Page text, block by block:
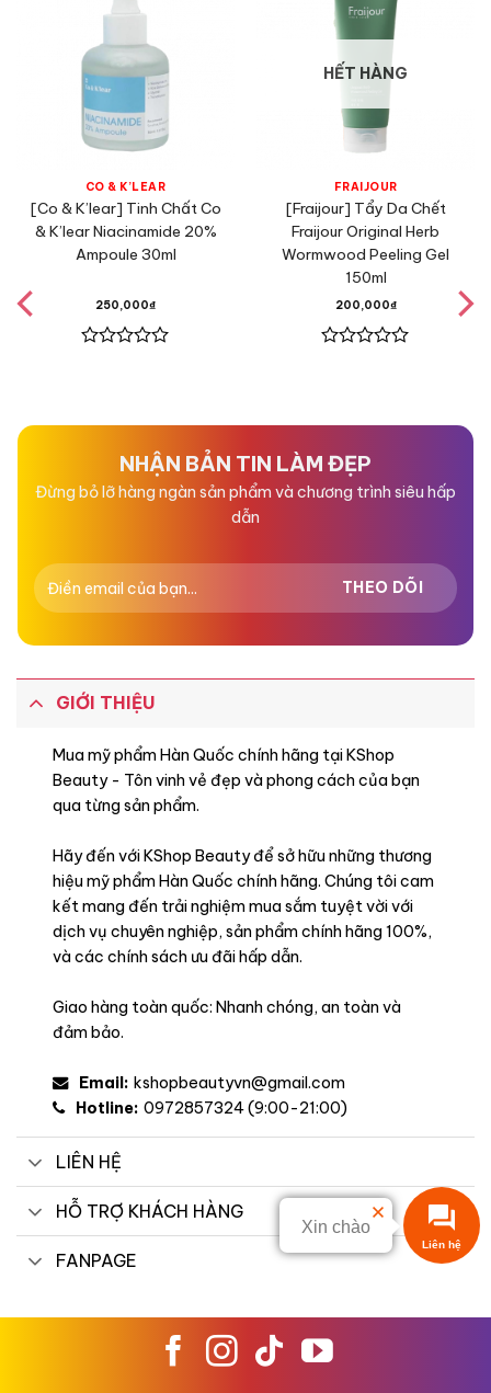
CO & K’LEAR
[Co & K’lear] Tinh Chất Co
& K’lear Niacinamide 20%
Ampoule 30ml
250,000₫
5
HẾT HÀNG
FRAIJOUR
[Fraijour] Tẩy Da Chết
Fraijour Original Herb
Wormwood Peeling Gel
150ml
200,000₫
5
Liên hệ
Xin chào
NHẬN BẢN TIN LÀM ĐẸP
Đừng bỏ lỡ hàng ngàn sản phẩm và chương trình siêu hấp
dẫn
GIỚI THIỆU
Mua mỹ phẩm Hàn Quốc chính hãng tại KShop
Beauty - Tôn vinh vẻ đẹp và phong cách của bạn
qua từng sản phẩm.
Hãy đến với KShop Beauty để sở hữu những thương
hiệu mỹ phẩm Hàn Quốc chính hãng. Chúng tôi cam
kết mang đến trải nghiệm mua sắm tuyệt vời với
dịch vụ chuyên nghiệp, sản phẩm chính hãng 100%,
và các chính sách ưu đãi hấp dẫn.
Giao hàng toàn quốc: Nhanh chóng, an toàn và
đảm bảo.
Email: kshopbeautyvn@gmail.com
Hotline: 0972857324 (9:00-21:00)
LIÊN HỆ
HỖ TRỢ KHÁCH HÀNG
FANPAGE